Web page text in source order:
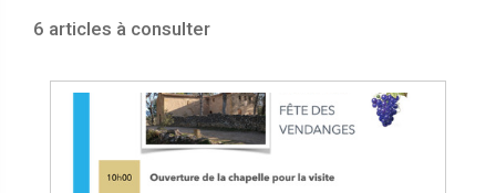
6 articles à consulter